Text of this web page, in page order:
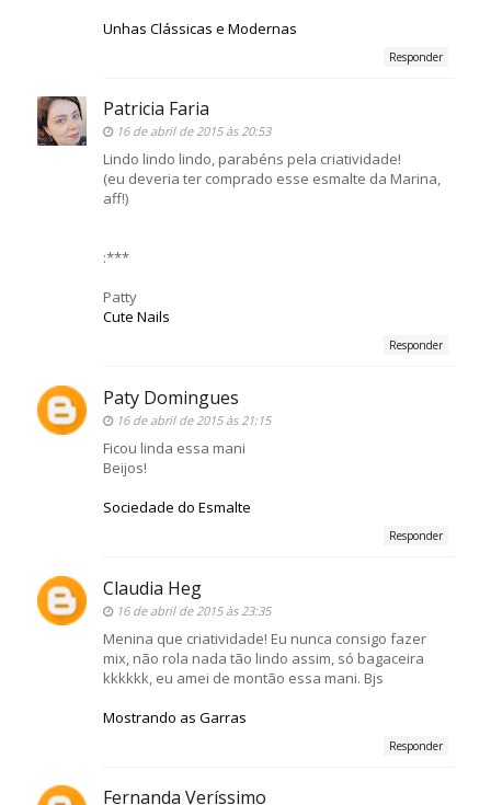
Unhas Clássicas e Modernas
Responder
Patricia Faria
16 de abril de 2015 às 20:53
Lindo lindo lindo, parabéns pela criatividade!
(eu deveria ter comprado esse esmalte da Marina,
aff!)
:***
Patty
Cute Nails
Responder
Paty Domingues
16 de abril de 2015 às 21:15
Ficou linda essa mani
Beijos!
Sociedade do Esmalte
Responder
Claudia Heg
16 de abril de 2015 às 23:35
Menina que criatividade! Eu nunca consigo fazer
mix, não rola nada tão lindo assim, só bagaceira
kkkkkk, eu amei de montão essa mani. Bjs
Mostrando as Garras
Responder
Fernanda Veríssimo